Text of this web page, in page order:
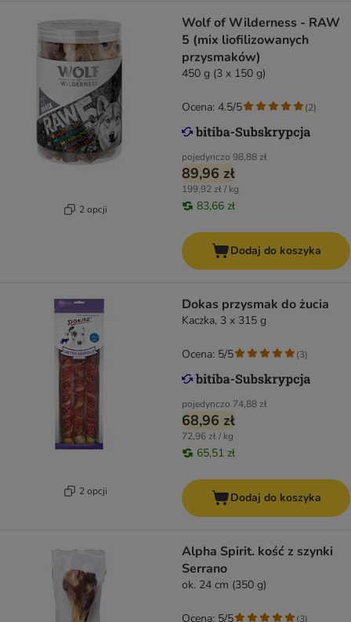
2 opcji
Wolf of Wilderness - RAW
5 (mix liofilizowanych
przysmaków)
450 g (3 x 150 g)
pojedynczo 98,88 zł
89,96 zł
199,92 zł / kg
83,66 zł
Ocena: 4.5/5 (2)
Dodaj do koszyka
2 opcji
Dokas przysmak do żucia
Kaczka, 3 x 315 g
pojedynczo 74,88 zł
68,96 zł
72,96 zł / kg
65,51 zł
Ocena: 5/5 (3)
Dodaj do koszyka
Alpha Spirit. kość z szynki
Serrano
ok. 24 cm (350 g)
Ocena: 5/5 (3)